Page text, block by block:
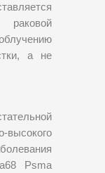
а не
Psma